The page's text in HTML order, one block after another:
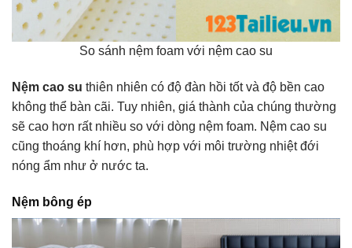
So sánh nệm foam với nệm cao su
Nệm cao su thiên nhiên có độ đàn hồi tốt và độ bền cao
không thể bàn cãi. Tuy nhiên, giá thành của chúng thường
sẽ cao hơn rất nhiều so với dòng nệm foam. Nệm cao su
cũng thoáng khí hơn, phù hợp với môi trường nhiệt đới
nóng ẩm như ở nước ta.
Nệm bông ép